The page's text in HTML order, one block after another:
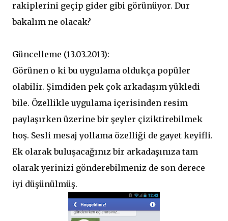
rakiplerini geçip gider gibi görünüyor. Dur
bakalım ne olacak?
Güncelleme (13.03.2013):
Görünen o ki bu uygulama oldukça popüler
olabilir. Şimdiden pek çok arkadaşım yükledi
bile. Özellikle uygulama içerisinden resim
paylaşırken üzerine bir şeyler çiziktirebilmek
hoş. Sesli mesaj yollama özelliği de gayet keyifli.
Ek olarak buluşacağınız bir arkadaşınıza tam
olarak yerinizi gönderebilmeniz de son derece
iyi düşünülmüş.